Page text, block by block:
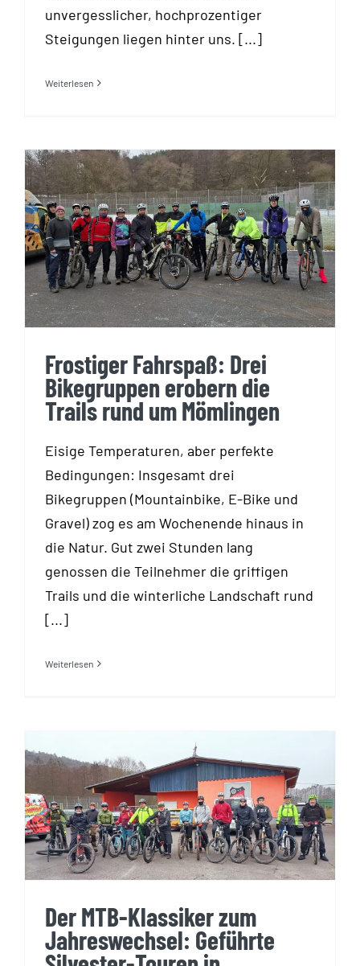
unvergesslicher, hochprozentiger
Steigungen liegen hinter uns. [...]
Weiterlesen
Frostiger Fahrspaß: Drei
Bikegruppen erobern die
Trails rund um Mömlingen
Frostiger Fahrspaß: Drei
Bikegruppen erobern die
Trails rund um Mömlingen
Eisige Temperaturen, aber perfekte
Bedingungen: Insgesamt drei
Bikegruppen (Mountainbike, E-Bike und
Gravel) zog es am Wochenende hinaus in
die Natur. Gut zwei Stunden lang
genossen die Teilnehmer die griffigen
Trails und die winterliche Landschaft rund
[...]
Weiterlesen
Der MTB-Klassiker zum
Jahreswechsel: Geführte
Silvester-Touren in
Mömlingen
Der MTB-Klassiker zum
Jahreswechsel: Geführte